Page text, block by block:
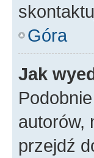
Góra
Jak
autorów,
przejdź